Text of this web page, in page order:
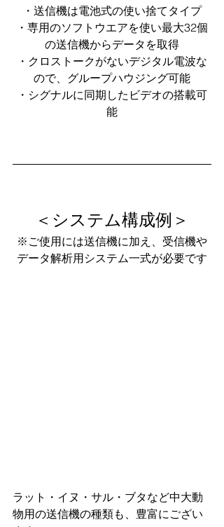
・送信機は電池式の使い捨てタイプ
・専用のソフトウエアを使い最大32個
の送信機からデータを取得
・クロストークがないデジタル電波な
ので、グループハウジング可能
・シグナルに同期したビデオの搭載可
能
＜システム構成例＞
※ご使用には送信機に加え、受信機や
データ解析用システム一式が必要です
ラット・イヌ・サル・ブタなど中大動
物用の送信機の種類も、豊富にござい